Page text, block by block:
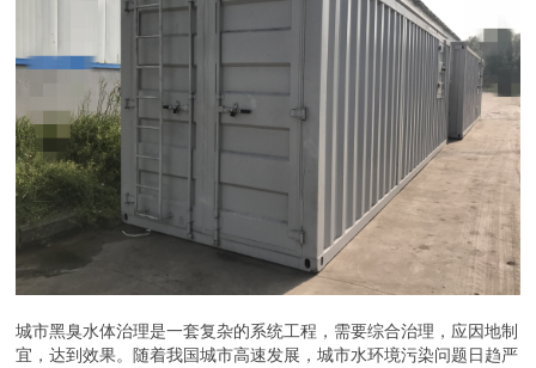
城市黑臭水体治理是一套复杂的系统工程，需要综合治理，应因地制
宜，达到效果。随着我国城市高速发展，城市水环境污染问题日趋严